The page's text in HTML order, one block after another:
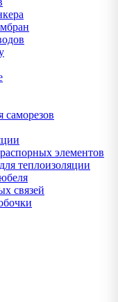
саморезов
элементов
теплоизоляции
связей